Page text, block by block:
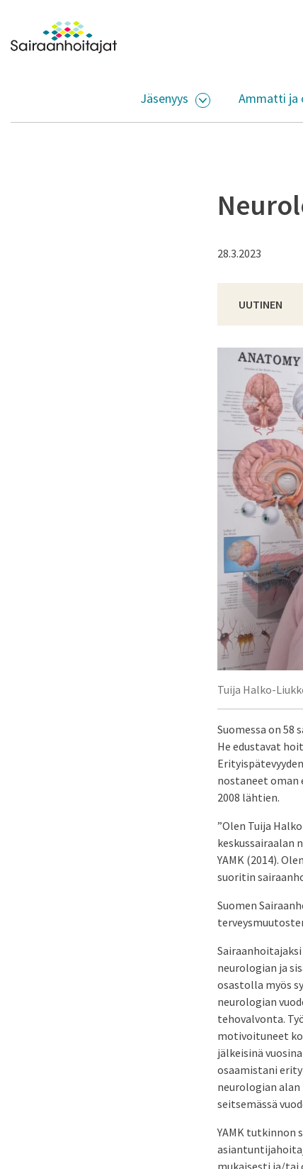
Siirry sisältöön
Etusivulle
Jäsenyys
AVAA ALASIVUJEN
Ammatti ja
28.3.2023
UUTINEN
Tuija Halko-
Suomessa on 58
He edustavat
nostaneet oman
2008 lähtien.
”Olen Tuija
keskussairaalan
YAMK (2014).
suoritin
Suomen
neurologian ja
osastolla myös
neurologian
tehovalvonta.
motivoituneet
jälkeisinä
osaamistani
neurologian
seitsemässä
YAMK tutkinnon